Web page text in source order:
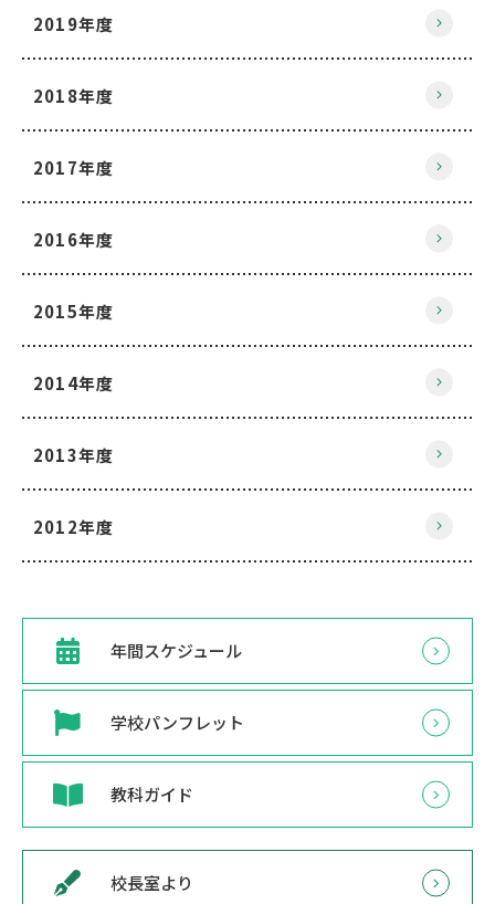
2019年度
2018年度
2017年度
2016年度
2015年度
2014年度
2013年度
2012年度
年間スケジュール
学校パンフレット
教科ガイド
校長室より